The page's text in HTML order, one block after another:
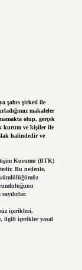
şahıs şirketi ile
makaleler
olup, gerçek
kurum ve kişiler ile
halindedir ve
Kurumu (BTK)
Bu nedenle,
içerikleri,
ilgili içerikler yasal